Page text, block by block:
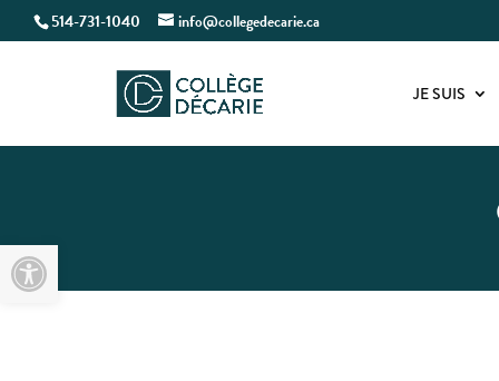
Open toolbar
514-731-1040 info@collegedecarie.ca
JE SUIS